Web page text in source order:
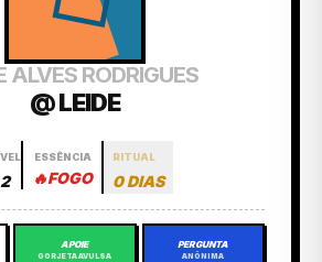
ALVES RODRIGUES
@ LEIDE
2
ESSÊNCIA
🔥FOGO
RITUAL
0 DIAS
APOIE
GORJETA AVULSA
PERGUNTA
ANÔNIMA